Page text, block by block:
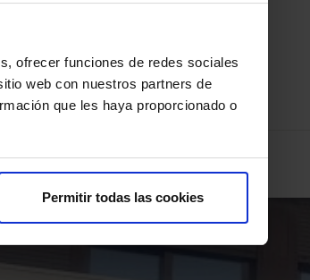
ofrecer funciones de redes sociales
web con nuestros partners de
que les haya proporcionado o
Permitir todas las cookies